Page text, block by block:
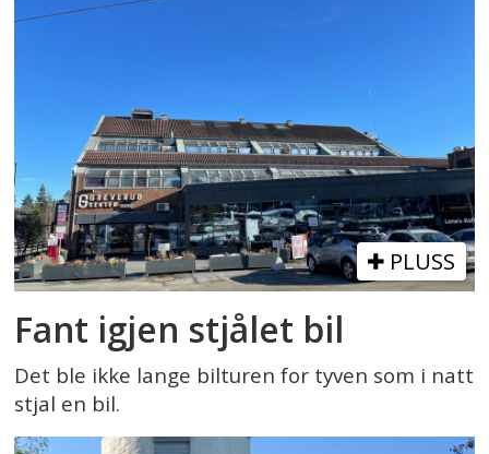
PLUSS
Fant igjen stjålet bil
Det ble ikke lange bilturen for tyven som i natt
stjal en bil.